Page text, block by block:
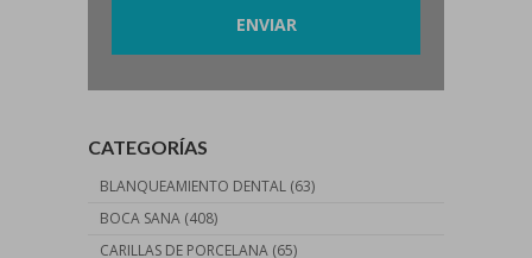
CATEGORÍAS
BLANQUEAMIENTO DENTAL (63)
BOCA SANA (408)
CARILLAS DE PORCELANA (65)